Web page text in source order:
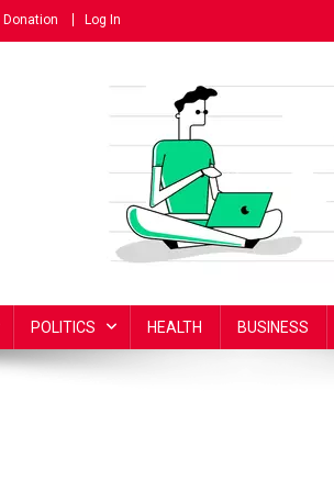
Donation Log In
POLITICS HEALTH BUSINESS